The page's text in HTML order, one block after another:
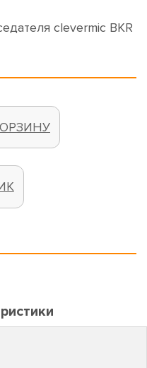
clevermic BKR